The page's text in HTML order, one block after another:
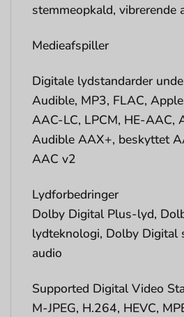
stemmeopkald, vibrerende
Medieafspiller
Digitale lydstandarder
Audible, MP3, FLAC,
AAC-LC, LPCM, HE-AAC,
Audible AAX+, beskyttet
AAC v2
Lydforbedringer
Dolby Digital Plus-lyd,
lydteknologi, Dolby Digital
audio
Supported Digital Video
M-JPEG, H.264, HEVC,